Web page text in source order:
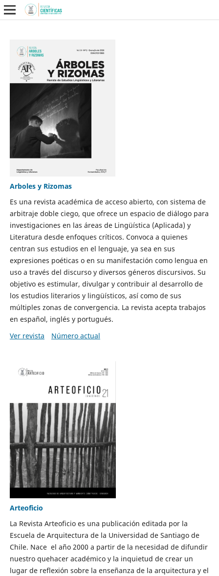
Arboles y Rizomas
Es una revista académica de acceso abierto, con sistema de
arbitraje doble ciego, que ofrece un espacio de diálogo para
investigaciones en las áreas de Lingüística (Aplicada) y
Literatura desde enfoques críticos. Convoca a quienes
centran sus estudios en el lenguaje, ya sea en sus
expresiones poéticas o en su manifestación como lengua en
uso a través del discurso y diversos géneros discursivos. Su
objetivo es estimular, divulgar y contribuir al desarrollo de
los estudios literarios y lingüísticos, así como de sus
múltiples zonas de convergencia. La revista acepta trabajos
en español, inglés y portugués.
Ver revista
Número actual
Arteoficio
La Revista Arteoficio es una publicación editada por la
Escuela de Arquitectura de la Universidad de Santiago de
Chile. Nace el año 2000 a partir de la necesidad de difundir
nuestro quehacer académico y la inquietud de crear un
lugar de reflexión sobre la enseñanza de la arquitectura y el